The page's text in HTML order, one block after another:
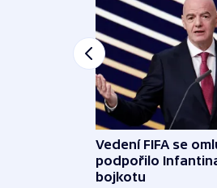
Vedení FIFA se
podpořilo
bojkotu